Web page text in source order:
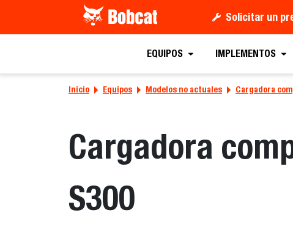
Solicitar un
EQUIPOS IMPLEMENTOS
Inicio Equipos Modelos no actuales Cargadora
Cargadora
S300